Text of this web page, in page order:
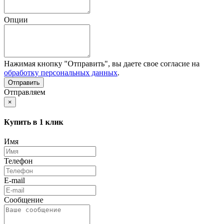
Опции
Нажимая кнопку "Отправить", вы даете свое согласие на
обработку персональных данных.
Отправляем
×
Купить в 1 клик
Имя
Телефон
E-mail
Сообщение